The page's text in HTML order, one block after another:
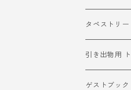
タペストリ
引き出物用
ゲストブック